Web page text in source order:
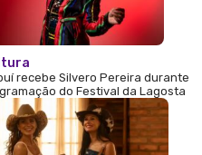
recebe Silvero Pereira durante
do Festival da Lagosta